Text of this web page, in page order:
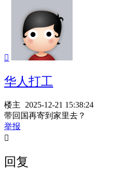

华人打工
楼主
2025-12-21 15:38:24
带回国再寄到家里去？
举报

回复